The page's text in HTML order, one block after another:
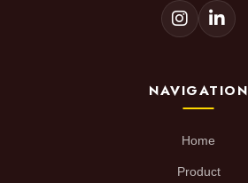
NAVIGATION
Home
Product